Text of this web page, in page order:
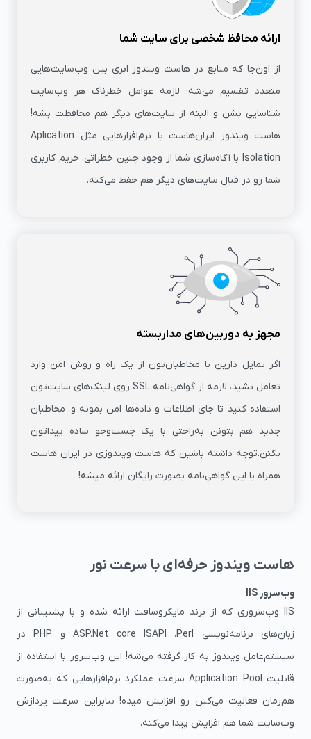
ارائه محافظ شخصی برای سایت شما
از اون‌جا که منابع در هاست ویندوز ابری بین وب‌سایت‌هایی
متعدد تقسیم می‌شه؛ لازمه عوامل خطرناک هر وب‌سایت
شناسایی بشن و البته از سایت‌های دیگر هم محافظت بشه!
هاست ویندوز ایران‌هاست با نرم‌افزارهایی مثل Aplication
Isolation با آگاه‌سازی شما از وجود چنین خطراتی، حریم کاربری
شما رو در قبال سایت‌های دیگر هم حفظ می‌کنه.
مجهز به دوربین‌های مداربسته
اگر تمایل دارین با مخاطبان‌تون از یک راه و روش امن وارد
تعامل بشید، لازمه از گواهی‌نامه‌ SSL روی لینک‌های سایت‌تون
استفاده کنید تا جای اطلاعات و داده‌ها امن بمونه و مخاطبان
جدید هم بتونن به‌راحتی با یک جست‌و‌جو ساده پیداتون
بکنن.توجه داشته باشین که هاست ویندوزی در ایران هاست
همراه با این گواهی‌نامه بصورت رایگان ارائه میشه!
هاست ویندوز حرفه‌ای با سرعت نور
وب‌سرور IIS
IIS وب‌سروری که از برند مایکروسافت ارائه شده و با پشتیبانی از
زبان‌های برنامه‌نویسی ASP.Net core ISAPI ،Perl و PHP در
سیستم‌عامل‌ ویندوز به کار گرفته می‌شه! این وب‌سرور با استفاده از
قابلیت Application Pool سرعت عملکرد نرم‌افزارهایی که به‌صورت
هم‌زمان فعالیت می‌کنن رو افزایش میده! بنابراین سرعت پردازش
وب‌سایت شما هم افزایش پیدا می‌کنه.